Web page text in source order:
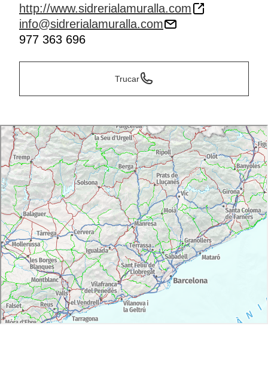
http://www.sidrerialamuralla.com
info@sidrerialamuralla.com
977 363 696
Trucar